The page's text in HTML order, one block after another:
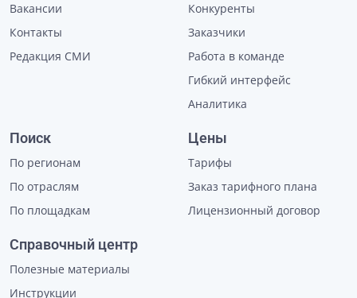
Вакансии
Контакты
Редакция СМИ
Конкуренты
Заказчики
Работа в команде
Гибкий интерфейс
Аналитика
Поиск
По регионам
По отраслям
По площадкам
Цены
Тарифы
Заказ тарифного плана
Лицензионный договор
Справочный центр
Полезные материалы
Инструкции